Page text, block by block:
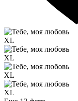
XL
XL
XL
XL